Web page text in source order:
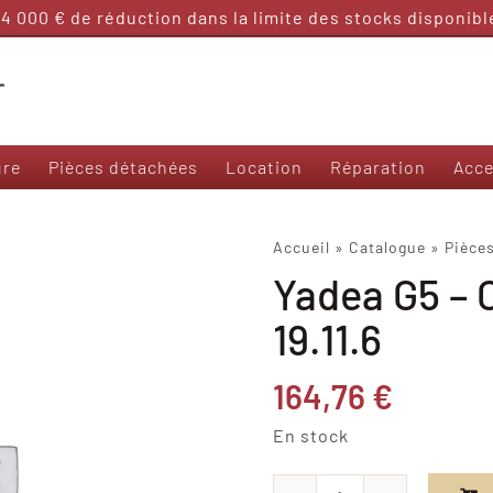
000 € de réduction dans la limite des stocks
Nos modèles 50 et sans permis
Pièces détachées Location Réparation
Accueil » Catalogue »
Yadea G5
19.11.6
164,76 €
En stock